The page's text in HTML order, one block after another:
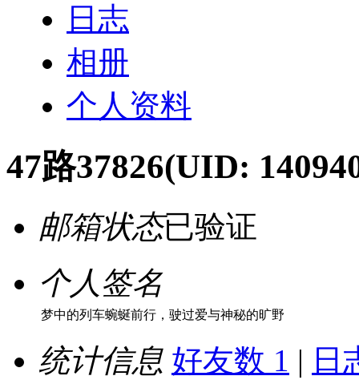
日志
相册
个人资料
47路37826(UID:
邮箱状态已验证
个人签名
梦中的列车蜿蜒前行，驶过爱与神秘的旷野
统计信息 好友数 1 | 日